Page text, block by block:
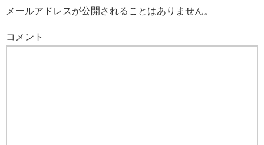
メールアドレスが公開されることはありません。
コメント